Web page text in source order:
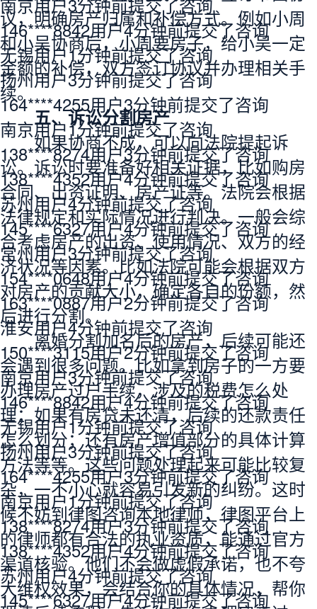
议，明确房产归属和补偿方式。例如小周
和小吴协商后，小周要房子，给小吴一定
金额的补偿，双方签订协议并办理相关手
续。
五、诉讼分割房产
如果协商不成，可以向法院提起诉
讼。诉讼时要准备好相关证据，比如购房
合同、出资证明、房产证等。法院会根据
法律规定和实际情况进行判决。一般会综
合考虑房产的出资、使用情况、双方的经
济状况等因素。比如法院可能会根据双方
对房产的贡献大小，确定各自的份额，然
后进行分割。
离婚分割加名后的房产，后续可能还
会遇到很多问题。比如拿到房子的一方要
办理房产过户手续，涉及的税费怎么处
理；如果有房贷未还清，后续的还款责任
怎么划分；还有房产增值部分的具体计算
方法等等。这些问题处理起来可能比较复
杂，一不小心就容易引发新的纠纷。这时
候不妨到律图咨询本地律师，律图平台上
的律师都有合法的执业资质，能通过官方
渠道核验。他们不会做虚假承诺，也不夸
大维权效果，会结合你的具体情况，帮你
146****8842用户4分钟前提交了咨询
无锡用户1分钟前提交了咨询
扬州用户3分钟前提交了咨询
164****4255用户3分钟前提交了咨询
南京用户1分钟前提交了咨询
138****8274用户3分钟前提交了咨询
138****4352用户4分钟前提交了咨询
苏州用户4分钟前提交了咨询
145****6327用户4分钟前提交了咨询
常州用户3分钟前提交了咨询
154****0648用户4分钟前提交了咨询
163****0887用户2分钟前提交了咨询
淮安用户4分钟前提交了咨询
150****3115用户2分钟前提交了咨询
南京用户3分钟前提交了咨询
146****8842用户4分钟前提交了咨询
无锡用户1分钟前提交了咨询
扬州用户3分钟前提交了咨询
164****4255用户3分钟前提交了咨询
南京用户1分钟前提交了咨询
138****8274用户3分钟前提交了咨询
138****4352用户4分钟前提交了咨询
苏州用户4分钟前提交了咨询
145****6327用户4分钟前提交了咨询